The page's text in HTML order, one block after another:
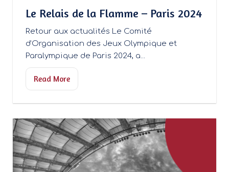
Le Relais de la Flamme – Paris 2024
Retour aux actualités Le Comité
d’Organisation des Jeux Olympique et
Paralympique de Paris 2024, a...
Read More